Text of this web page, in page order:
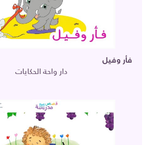
فأر وفيل
دار واحة الحكايات